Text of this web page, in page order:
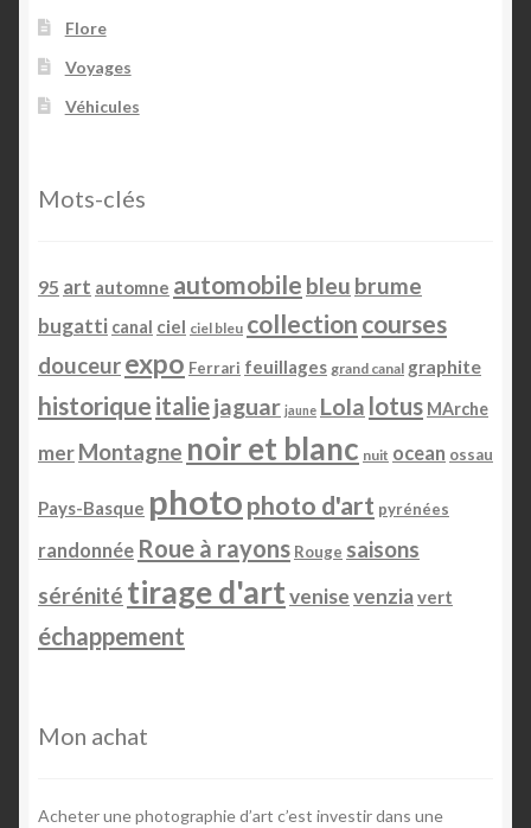
Flore
Voyages
Véhicules
Mots-clés
95 art automne automobile bleu brume
bugatti canal ciel ciel bleu collection courses
douceurexpo Ferrari feuillages grand canal graphite
historique italiejaguar jaune Lola lotus MArche
merMontagne noir et blanc nuit ocean ossau
Pays-Basque photophoto d'art pyrénées
randonnée Roue à rayons Rouge saisons
sérénité tirage d'artvenisevenzia vert
échappement
Mon achat
Acheter une photographie d’art c’est investir dans une